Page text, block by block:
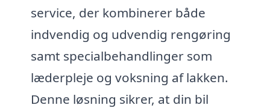
service, der kombinerer både
indvendig og udvendig rengøring
samt specialbehandlinger som
læderpleje og voksning af lakken.
Denne løsning sikrer, at din bil